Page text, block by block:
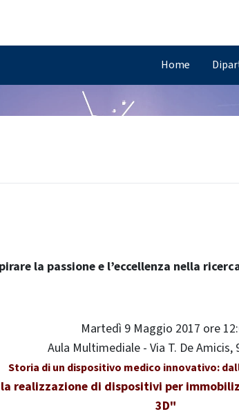
Home
la passione e l’eccellenza nella
Martedì 9 Maggio 2017 ore
Aula Multimediale - Via T. De Amicis,
Storia di un dispositivo medico innovativo:
realizzazione di dispositivi per
3D"